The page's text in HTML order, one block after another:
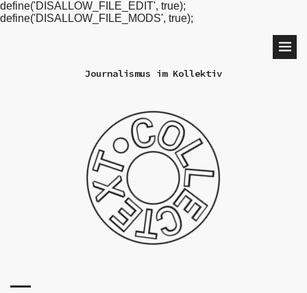
define('DISALLOW_FILE_EDIT', true);
define('DISALLOW_FILE_MODS', true);
Journalismus im Kollektiv